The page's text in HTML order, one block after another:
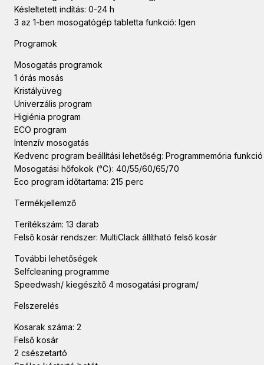
Késleltetett indítás: 0-24 h
3 az 1-ben mosogatógép tabletta funkció: Igen
Programok
Mosogatás programok
1 órás mosás
Kristályüveg
Univerzális program
Higiénia program
ECO program
Intenzív mosogatás
Kedvenc program beállítási lehetőség: Programmemória funkció
Mosogatási hőfokok (°C): 40/55/60/65/70
Eco program időtartama: 215 perc
Termékjellemző
Terítékszám: 13 darab
Felső kosár rendszer: MultiClack állítható felső kosár
További lehetőségek
Selfcleaning programme
Speedwash/ kiegészítő 4 mosogatási program/
Felszerelés
Kosarak száma: 2
Felső kosár
2 csészetartó